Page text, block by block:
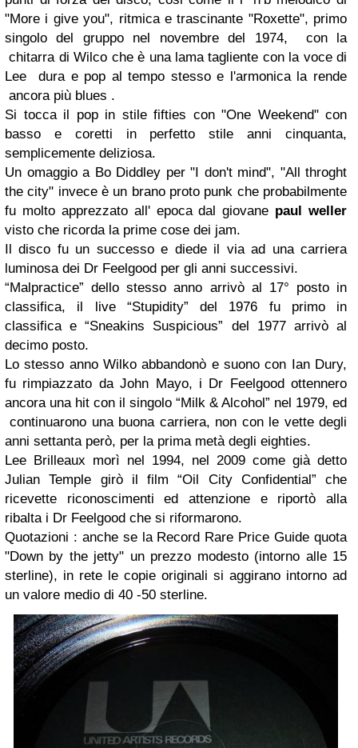
"More i give you", ritmica e trascinante "Roxette", primo
singolo del gruppo nel novembre del 1974, con la
chitarra di Wilco che è una lama tagliente con la voce di
Lee dura e pop al tempo stesso e l'armonica la rende
ancora più blues .
Si tocca il pop in stile fifties con "One Weekend" con
basso e coretti in perfetto stile anni cinquanta,
semplicemente deliziosa.
Un omaggio a Bo Diddley per "I don't mind", "All throght
the city" invece è un brano proto punk che probabilmente
fu molto apprezzato all' epoca dal giovane paul weller
visto che ricorda la prime cose dei jam.
Il disco fu un successo e diede il via ad una carriera
luminosa dei Dr Feelgood per gli anni successivi.
“Malpractice” dello stesso anno arrivò al 17° posto in
classifica, il live “Stupidity” del 1976 fu primo in
classifica e “Sneakins Suspicious” del 1977 arrivò al
decimo posto.
Lo stesso anno Wilko abbandonò e suono con Ian Dury,
fu rimpiazzato da John Mayo, i Dr Feelgood ottennero
ancora una hit con il singolo “Milk & Alcohol” nel 1979, ed
continuarono una buona carriera, non con le vette degli
anni settanta però, per la prima metà degli eighties.
Lee Brilleaux morì nel 1994, nel 2009 come già detto
Julian Temple girò il film “Oil City Confidential” che
ricevette riconoscimenti ed attenzione e riportò alla
ribalta i Dr Feelgood che si riformarono.
Quotazioni : anche se la Record Rare Price Guide quota
"Down by the jetty" un prezzo modesto (intorno alle 15
sterline), in rete le copie originali si aggirano intorno ad
un valore medio di 40 -50 sterline.